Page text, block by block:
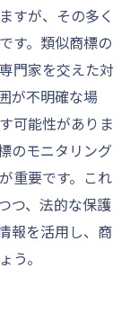
すが、その多く
す。類似商標の
門家を交えた対
が不明確な場
可能性がありま
のモニタリング
重要です。これ
つ、法的な保護
報を活用し、商
う。